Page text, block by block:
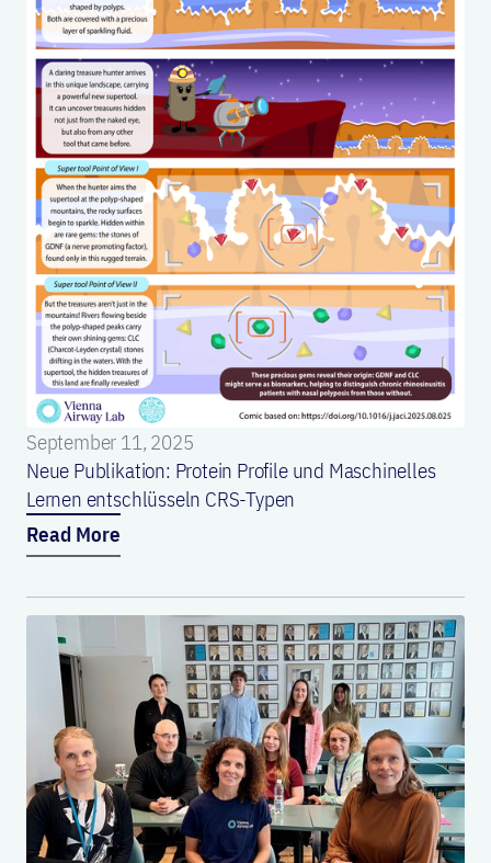
September 11, 2025
Neue Publikation: Protein Profile und Maschinelles
Lernen entschlüsseln CRS-Typen
Read More